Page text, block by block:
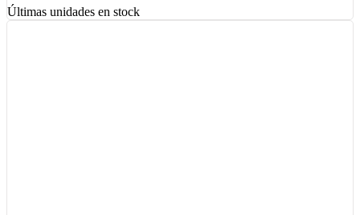
Últimas unidades en stock